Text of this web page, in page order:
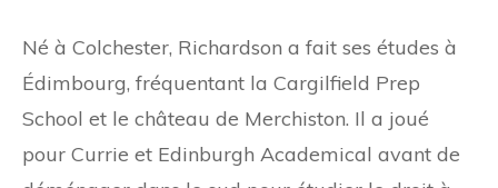
Né à Colchester, Richardson a fait ses études à
Édimbourg, fréquentant la Cargilfield Prep
School et le château de Merchiston. Il a joué
pour Currie et Edinburgh Academical avant de